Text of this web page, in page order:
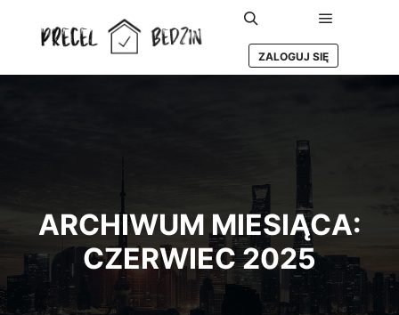
Szukaj Główne
ZALOGUJ SIĘ
ARCHIWUM MIESIĄCA:
CZERWIEC 2025